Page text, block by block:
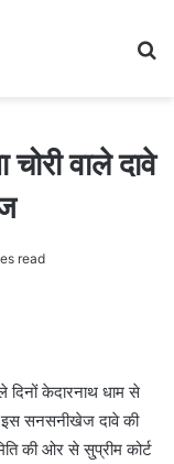
वाले दावे
read
दिनों केदारनाथ धाम से
इस सनसनीखेज दावे की
की ओर से सु्प्रीम कोर्ट